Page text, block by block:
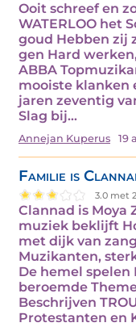
Ooit schreef en
WATERLOO het
goud Hebben zij
gen Hard
ABBA
mooiste klanken
jaren zeventig
Slag bij…
Annejan Kuperus 19
Familie is
3.0 met
Clannad is Moya
muziek beklijft
met dijk van
Muzikanten,
De hemel spelen
beroemde
Beschrijven
Protestanten en